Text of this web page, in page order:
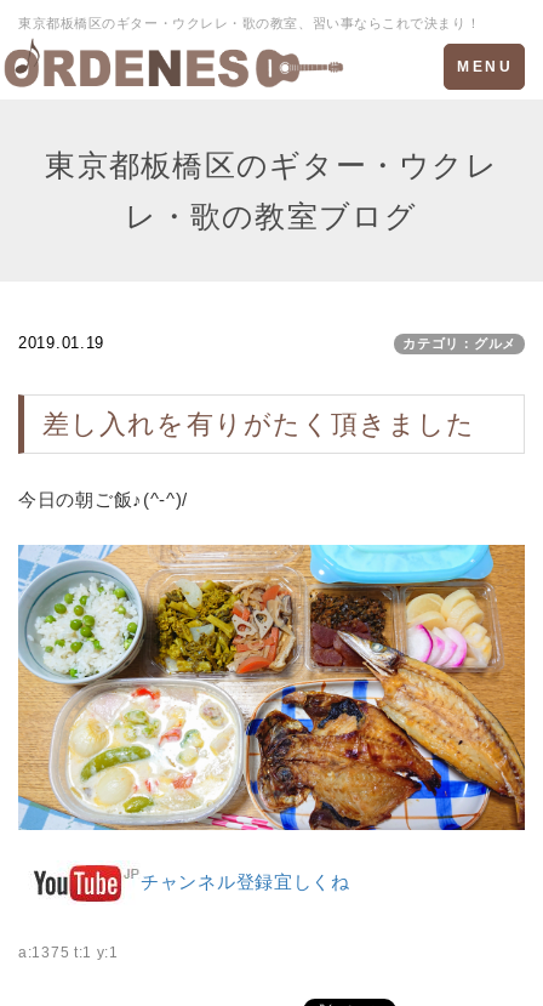
東京都板橋区のギター・ウクレレ・歌の教室、習い事ならこれで決まり！
Toggle
navigation
MENU
東京都板橋区のギター・ウクレ
レ・歌の教室ブログ
2019.01.19 カテゴリ：グルメ
差し入れを有りがたく頂きました
今日の朝ご飯♪(^-^)/
チャンネル登録宜しくね
a:1375 t:1 y:1